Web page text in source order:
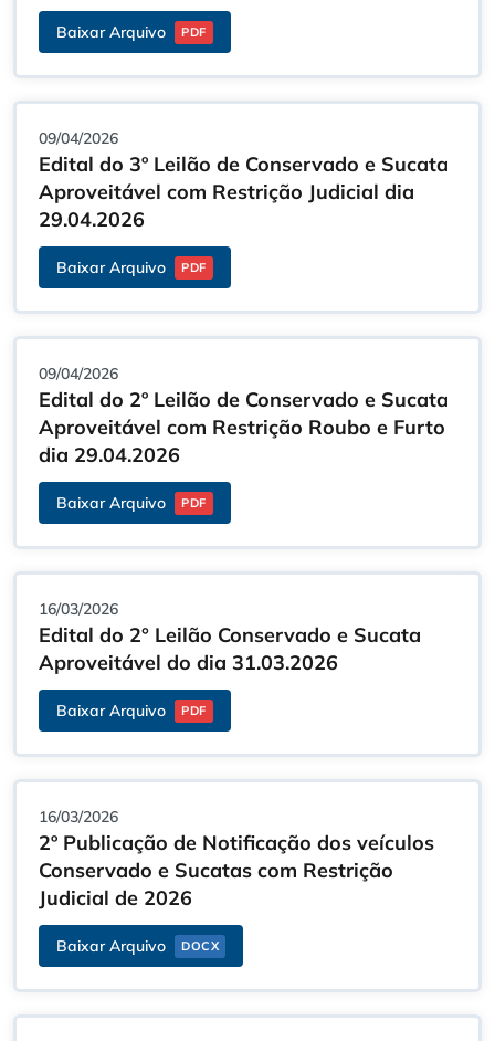
Baixar Arquivo PDF
09/04/2026
Edital do 3º Leilão de Conservado e Sucata
Aproveitável com Restrição Judicial dia
29.04.2026
Baixar Arquivo PDF
09/04/2026
Edital do 2º Leilão de Conservado e Sucata
Aproveitável com Restrição Roubo e Furto
dia 29.04.2026
Baixar Arquivo PDF
16/03/2026
Edital do 2° Leilão Conservado e Sucata
Aproveitável do dia 31.03.2026
Baixar Arquivo PDF
16/03/2026
2º Publicação de Notificação dos veículos
Conservado e Sucatas com Restrição
Judicial de 2026
Baixar Arquivo DOCX